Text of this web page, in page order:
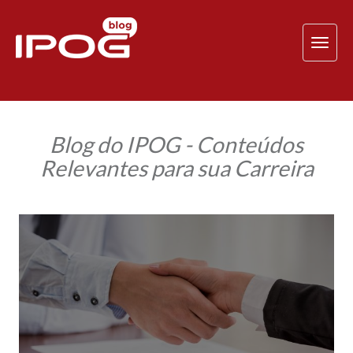
Blog do IPOG - Conteúdos
Relevantes para sua Carreira
Como
fidelizar
clientes?